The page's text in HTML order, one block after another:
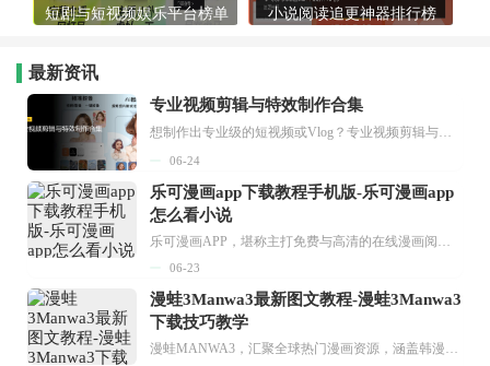
短剧与短视频娱乐平台榜单 小说阅读追更神器排行榜
最新资讯
专业视频剪辑与特效制作合集
想制作出专业级的短视频或Vlog？专业视频剪辑与特效制作大全专题为你提供了从剪辑、抠像到特效包装的全套解决方案。无论是添加炫酷的片头、进行精准的视频抠图，还是制...
06-24
乐可漫画app下载教程手机版-乐可漫画app
怎么看小说
乐可漫画APP，堪称主打免费与高清的在线漫画阅读神器。其官方版提供海量完整版漫画资源，无论是国内漫画，还是日漫、韩漫、台漫、美漫等国外漫画，应有尽有，随时供你阅读。只需轻点一下，便能直接进入阅读界面。不仅如此，乐可漫画最新版本更新速度极快，在这里，你总能抢先看到全网一手漫画章节内容！...
06-23
漫蛙3Manwa3最新图文教程-漫蛙3Manwa3
下载技巧教学
漫蛙MANWA3，汇聚全球热门漫画资源，涵盖韩漫、欧美漫画、国漫等多种类型，题材丰富多样，全方位满足用户阅读喜好。它不仅是阅读平台，更是创作平台，为广大用户打造零门槛创作环境。...